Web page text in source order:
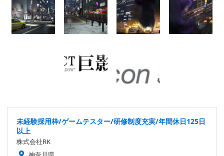
未経験採用枠/ゲームテスター/研修制度充実/年間休日125日
以上
株式会社RK